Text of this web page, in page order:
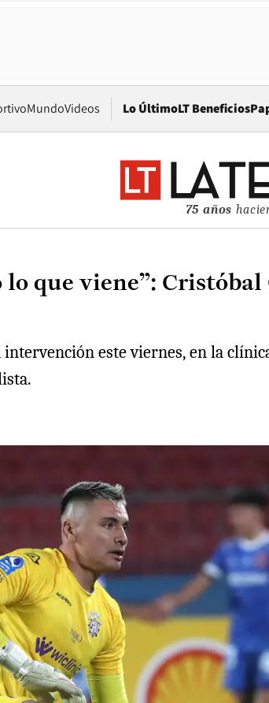
MundoVideos Lo ÚltimoLT Beneficios
75 años
lo que viene”:
este viernes, en la